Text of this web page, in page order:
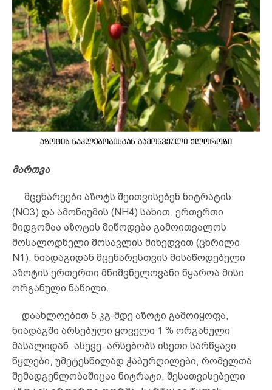
მართვა
მცენარეები აზოტს შეითვისებენ ნიტრატის
(NO3) და ამონიუმის (NH4) სახით. ერთერთი
მიდგომაა აზოტის მიწოდება გამოითვალოს
მოსალოდნელი მოსავლის მიხედვით (ცხრილი
N1). ნიადაგიდან მცენარესთვის მისაწოდებელი
აზოტის ერთერთი მნიშვნელოვანი წყაროა მისი
ორგანული ნაწილი.
დაახლოებით 5 კგ-მდე აზოტი გამოიყოფა,
ნიადაგში არსებული ყოველი 1 % ორგანული
მასალიდან. ასევე, არსებობს ისეთი სარწყავი
წყლები, უმეტესწილად ჭაბურღილები, რომელთა
შემადგენლობაშიცაა ნიტრატი, შესათვისებელი